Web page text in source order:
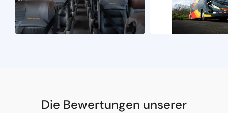
Die Bewertungen unserer